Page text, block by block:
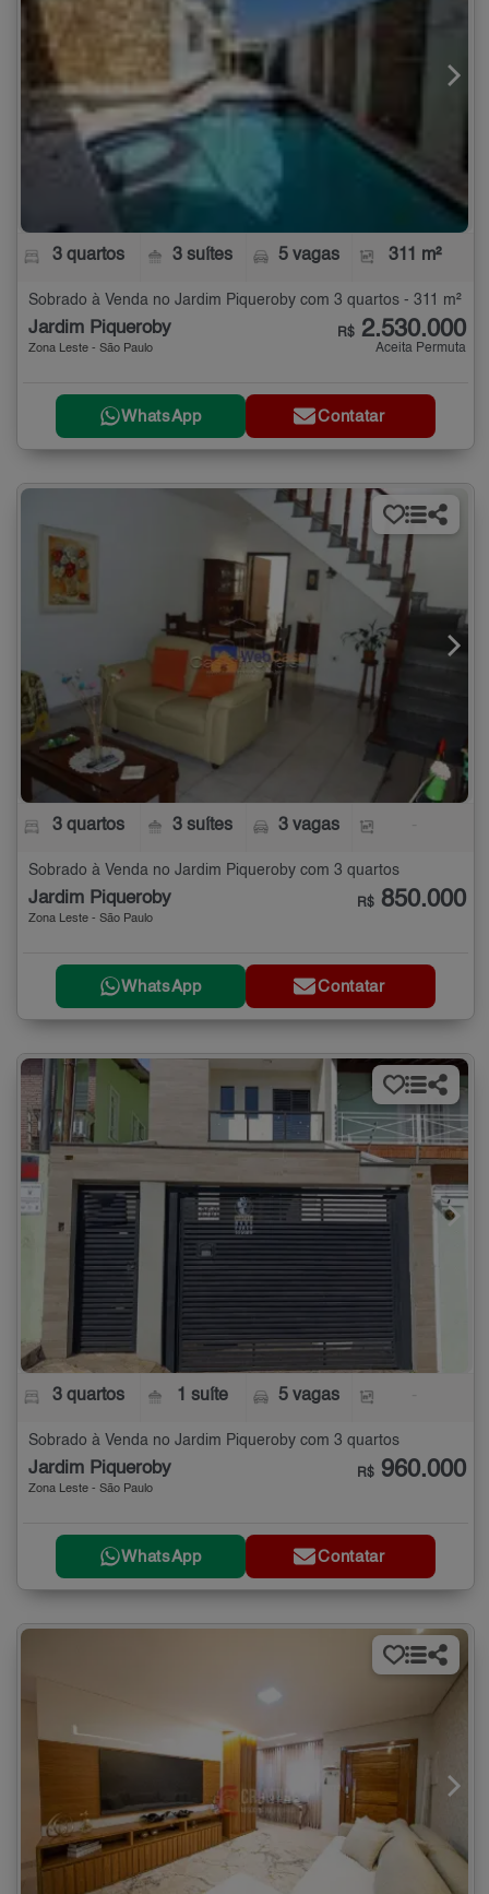
3 quartos 3 suítes 5 vagas 311 m²
Sobrado à Venda no Jardim Piqueroby com 3 quartos - 311 m²
Jardim Piqueroby
Zona Leste - São Paulo
R$ 2.530.000
Aceita Permuta
WhatsApp Contatar
3 quartos 3 suítes 3 vagas
Sobrado à Venda no Jardim Piqueroby com 3 quartos
Jardim Piqueroby
Zona Leste - São Paulo
R$ 850.000
WhatsApp Contatar
3 quartos 1 suíte 5 vagas
Sobrado à Venda no Jardim Piqueroby com 3 quartos
Jardim Piqueroby
Zona Leste - São Paulo
R$ 960.000
WhatsApp Contatar